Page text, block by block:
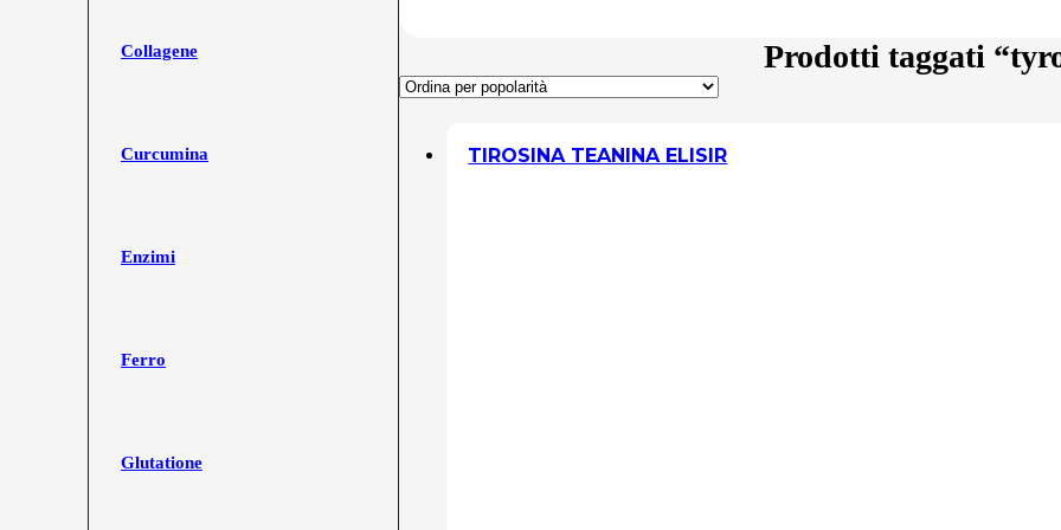
Collagene
Curcumina
Enzimi
Ferro
Glutatione
Prodotti taggati
TIROSINA TEANINA ELISIR